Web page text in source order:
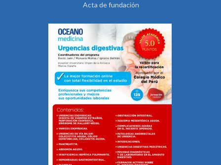
Acta de fundación